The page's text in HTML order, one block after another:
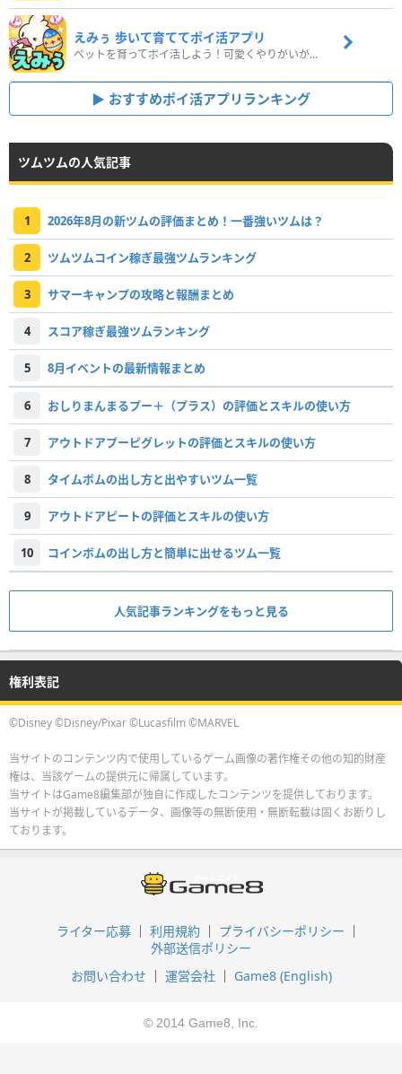
えみぅ 歩いて育ててポイ活アプリ
ペットを育ってポイ活しよう！可愛くやりがいがある新感覚アプリ
おすすめポイ活アプリランキング
ツムツムの人気記事
1 2026年8月の新ツムの評価まとめ！一番強いツムは？
2 ツムツムコイン稼ぎ最強ツムランキング
3 サマーキャンプの攻略と報酬まとめ
4 スコア稼ぎ最強ツムランキング
5 8月イベントの最新情報まとめ
6 おしりまんまるプー＋（プラス）の評価とスキルの使い方
7 アウトドアプーピグレットの評価とスキルの使い方
8 タイムボムの出し方と出やすいツム一覧
9 アウトドアピートの評価とスキルの使い方
10 コインボムの出し方と簡単に出せるツム一覧
人気記事ランキングをもっと見る
権利表記
©Disney ©Disney/Pixar ©Lucasfilm ©MARVEL
当サイトのコンテンツ内で使用しているゲーム画像の著作権その他の知的財産
権は、当該ゲームの提供元に帰属しています。
当サイトはGame8編集部が独自に作成したコンテンツを提供しております。
当サイトが掲載しているデータ、画像等の無断使用・無断転載は固くお断りし
ております。
ライター応募 利用規約
プライバシーポリシー
外部送信ポリシー
お問い合わせ
運営会社 Game8 (English)
© 2014 Game8, Inc.